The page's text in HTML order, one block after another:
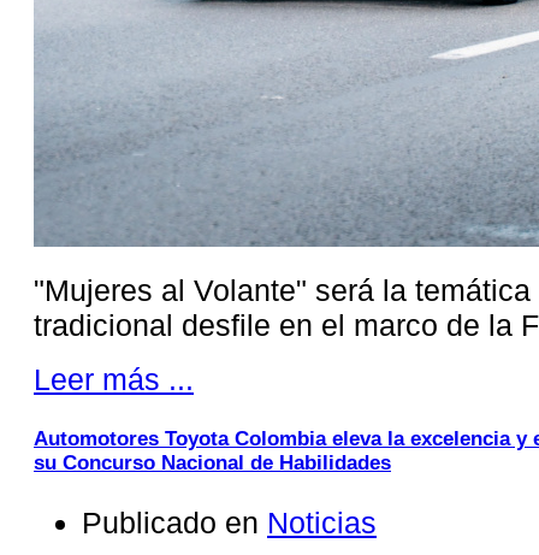
"Mujeres al Volante" será la
tradicional desfile en el marco de la
Leer más ...
Automotores Toyota Colombia eleva la excelencia y
su Concurso Nacional de Habilidades
Publicado en Noticias